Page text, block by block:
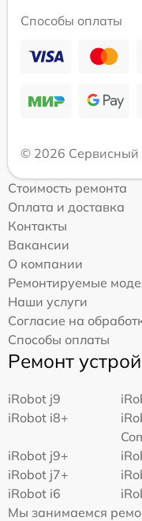
Способы оплаты
© 2026 Сервисный
Стоимость ремонта
Оплата и доставка
Контакты
Вакансии
О компании
Ремонтируемые
Наши услуги
Согласие на
Способы оплаты
Ремонт
iRobot j9
iRobot i8+
iRobot j9+
iRobot j7+
iRobot i6
Мы занимаемся